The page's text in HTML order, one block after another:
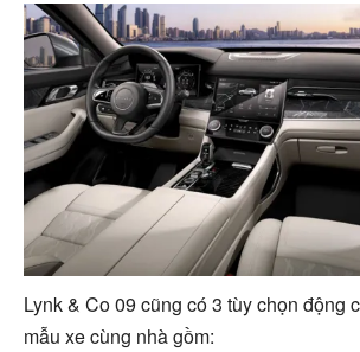
Lynk & Co 09 cũng có 3 tùy chọn động
mẫu xe cùng nhà gồm: